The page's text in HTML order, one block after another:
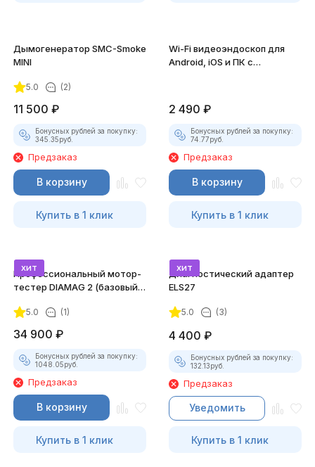
Дымогенератор SMC-Smoke
MINI
5.0 (2)
11 500 ₽
Бонусных рублей за покупку:
345.35руб.
Предзаказ
В корзину
Купить в 1 клик
Wi-Fi видеоэндоскоп для
Android, iOS и ПК с
2 490 ₽
Бонусных рублей за покупку:
74.77руб.
Предзаказ
В корзину
Купить в 1 клик
хит
Профессиональный мотор-
тестер DIAMAG 2 (базовый
5.0 (1)
34 900 ₽
Бонусных рублей за покупку:
1048.05руб.
Предзаказ
В корзину
Купить в 1 клик
хит
Диагностический адаптер
ELS27
5.0 (3)
4 400 ₽
Бонусных рублей за покупку:
132.13руб.
Предзаказ
Уведомить
Купить в 1 клик